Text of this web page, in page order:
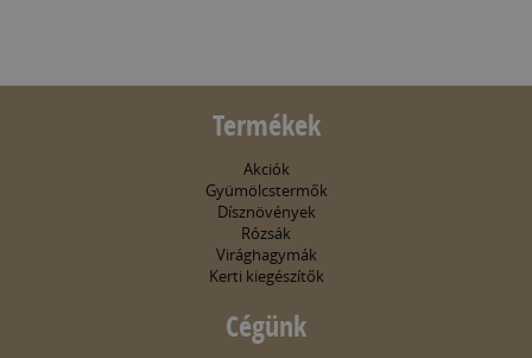
Termékek
Akciók
Gyümölcstermők
Dísznövények
Rózsák
Virághagymák
Kerti kiegészítők
Cégünk